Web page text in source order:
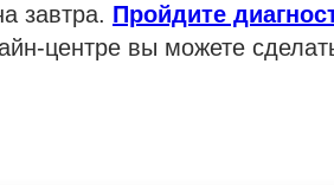
завтра. Пройдите
центре вы можете